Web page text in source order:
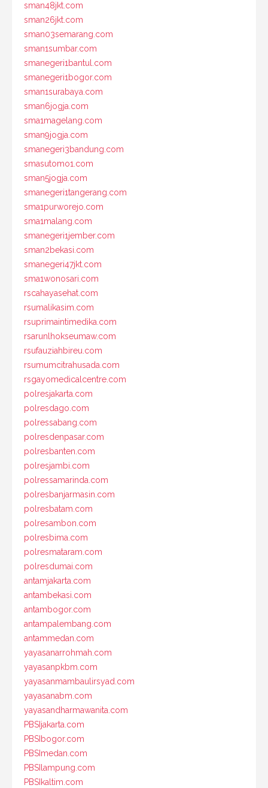
sman48jkt.com
sman26jkt.com
sman03semarang.com
sman1sumbar.com
smanegeri1bantul.com
smanegeri1bogor.com
sman1surabaya.com
sman6jogja.com
sma1magelang.com
sman9jogja.com
smanegeri3bandung.com
smasutomo1.com
sman5jogja.com
smanegeri1tangerang.com
sma1purworejo.com
sma1malang.com
smanegeri1jember.com
sman2bekasi.com
smanegeri47jkt.com
sma1wonosari.com
rscahayasehat.com
rsumalikasim.com
rsuprimaintimedika.com
rsarunlhokseumaw.com
rsufauziahbireu.com
rsumumcitrahusada.com
rsgayomedicalcentre.com
polresjakarta.com
polresdago.com
polressabang.com
polresdenpasar.com
polresbanten.com
polresjambi.com
polressamarinda.com
polresbanjarmasin.com
polresbatam.com
polresambon.com
polresbima.com
polresmataram.com
polresdumai.com
antamjakarta.com
antambekasi.com
antambogor.com
antampalembang.com
antammedan.com
yayasanarrohmah.com
yayasanpkbm.com
yayasanmambaulirsyad.com
yayasanabm.com
yayasandharmawanita.com
PBSIjakarta.com
PBSIbogor.com
PBSImedan.com
PBSIlampung.com
PBSIkaltim.com